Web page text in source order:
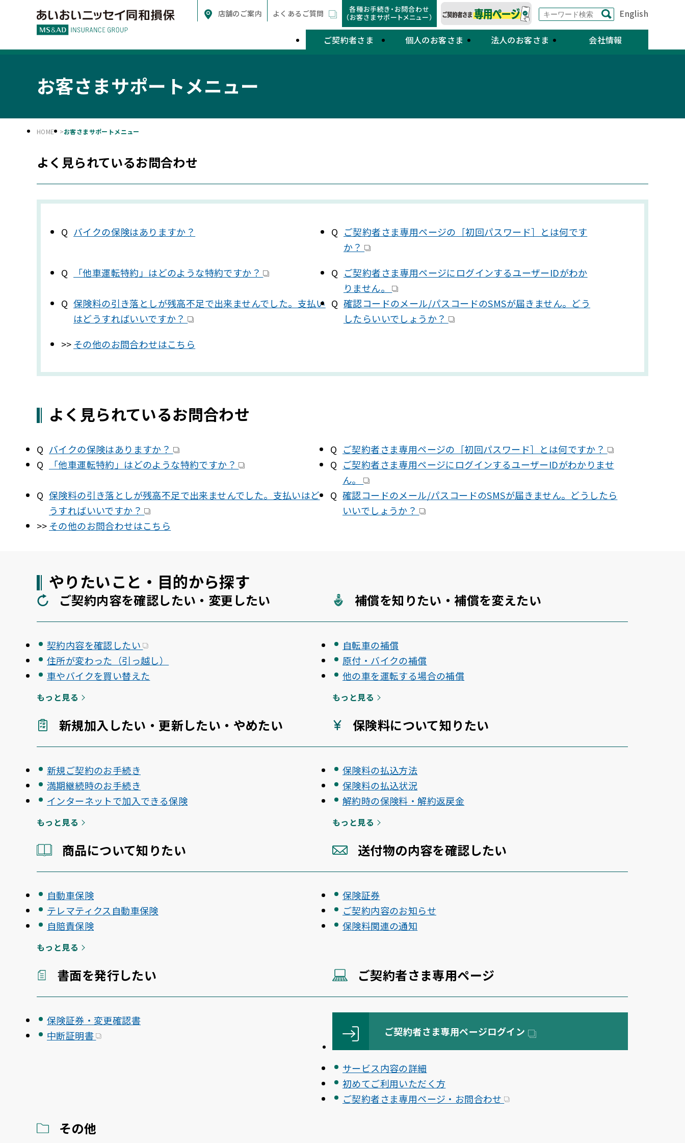
店舗のご案内 よくあるご質問
各種お手続き・お問合わせ
（お客さまサポートメニュー）
English
ご契約者さま 個人のお客さま 法人のお客さま 会社情報
お客さまサポートメニュー
HOME お客さまサポートメニュー
よく見られているお問合わせ
バイクの保険はありますか？
ご契約者さま専用ページの［初回パスワード］とは何です
か？
「他車運転特約」はどのような特約ですか？
ご契約者さま専用ページにログインするユーザーIDがわか
りません。
保険料の引き落としが残高不足で出来ませんでした。支払い
はどうすればいいですか？
確認コードのメール/パスコードのSMSが届きません。どう
したらいいでしょうか？
その他のお問合わせはこちら
よく見られているお問合わせ
バイクの保険はありますか？
ご契約者さま専用ページの［初回パスワード］とは何ですか？
「他車運転特約」はどのような特約ですか？
ご契約者さま専用ページにログインするユーザーIDがわかりませ
ん。
保険料の引き落としが残高不足で出来ませんでした。支払いはど
うすればいいですか？
確認コードのメール/パスコードのSMSが届きません。どうしたら
いいでしょうか？
その他のお問合わせはこちら
やりたいこと・目的から探す
ご契約内容を確認したい・変更したい
契約内容を確認したい
住所が変わった（引っ越し）
車やバイクを買い替えた
もっと見る
補償を知りたい・補償を変えたい
自転車の補償
原付・バイクの補償
他の車を運転する場合の補償
もっと見る
新規加入したい・更新したい・やめたい
新規ご契約のお手続き
満期継続時のお手続き
インターネットで加入できる保険
もっと見る
保険料について知りたい
保険料の払込方法
保険料の払込状況
解約時の保険料・解約返戻金
もっと見る
商品について知りたい
自動車保険
テレマティクス自動車保険
自賠責保険
もっと見る
送付物の内容を確認したい
保険証券
ご契約内容のお知らせ
保険料関連の通知
書面を発行したい
保険証券・変更確認書
中断証明書
ご契約者さま専用ページ
ご契約者さま専用ページログイン
サービス内容の詳細
初めてご利用いただく方
ご契約者さま専用ページ・お問合わせ
その他